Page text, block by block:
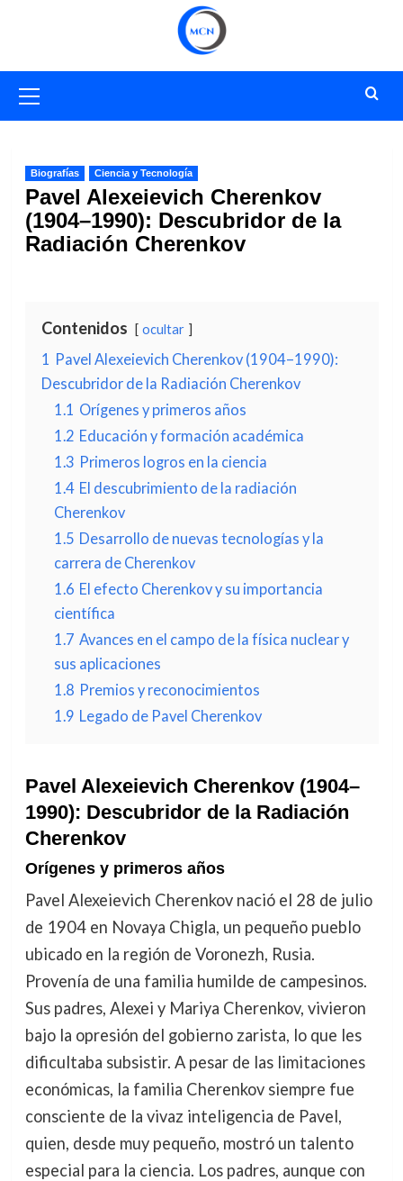
primario
Biografías Ciencia y Tecnología
Pavel Alexeievich Cherenkov
(1904–1990): Descubridor de la
Radiación Cherenkov
Contenidos ocultar
1 Pavel Alexeievich Cherenkov (1904–1990):
Descubridor de la Radiación Cherenkov
1.1 Orígenes y primeros años
1.2 Educación y formación académica
1.3 Primeros logros en la ciencia
1.4 El descubrimiento de la radiación
Cherenkov
1.5 Desarrollo de nuevas tecnologías y la
carrera de Cherenkov
1.6 El efecto Cherenkov y su importancia
científica
1.7 Avances en el campo de la física nuclear y
sus aplicaciones
1.8 Premios y reconocimientos
1.9 Legado de Pavel Cherenkov
Pavel Alexeievich Cherenkov (1904–
1990): Descubridor de la Radiación
Cherenkov
Orígenes y primeros años
Pavel Alexeievich Cherenkov nació el 28 de julio
de 1904 en Novaya Chigla, un pequeño pueblo
ubicado en la región de Voronezh, Rusia.
Provenía de una familia humilde de campesinos.
Sus padres, Alexei y Mariya Cherenkov, vivieron
bajo la opresión del gobierno zarista, lo que les
dificultaba subsistir. A pesar de las limitaciones
económicas, la familia Cherenkov siempre fue
consciente de la vivaz inteligencia de Pavel,
quien, desde muy pequeño, mostró un talento
especial para la ciencia. Los padres, aunque con